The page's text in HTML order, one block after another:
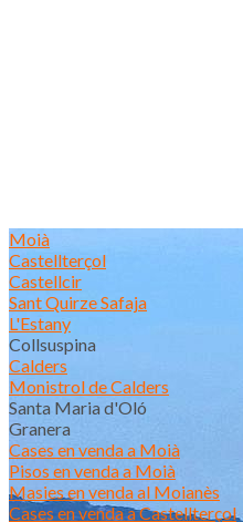
Moià
Castellterçol
Castellcir
Sant Quirze Safaja
L'Estany
Collsuspina
Calders
Monistrol de Calders
Santa Maria d'Oló
Granera
Cases en venda a Moià
Pisos en venda a Moià
Masies en venda al Moianès
Cases en venda a Castellterçol